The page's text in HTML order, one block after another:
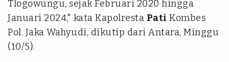
Tlogowungu, sejak Februari 2020 hingga
Januari 2024," kata Kapolresta Pati Kombes
Pol. Jaka Wahyudi, dikutip dari Antara, Minggu
(10/5).